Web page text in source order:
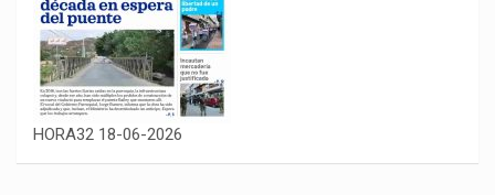
HORA32 18-06-2026